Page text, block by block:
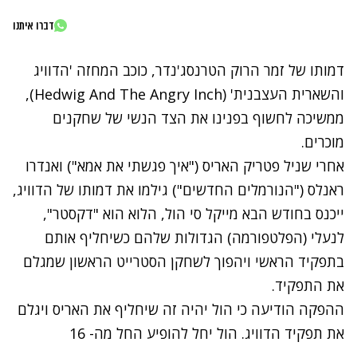
דברו איתנו
דמותו של זמר הרוק הטרנסג'נדר, כוכב המחזה 'הדוויג
והשארית העצבנית' (Hedwig And The Angry Inch),
ממשיכה לחשוף בפנינו את הצד הנשי של שחקנים
מוכרים.
אחרי שניל פטריק האריס ("איך פגשתי את אמא") ואנדרו
ראנלס ("הנורמלים החדשים") גילמו את דמותו של הדוויג,
ייכנס בחודש הבא מייקל סי הול, הלוא הוא "דקסטר",
לנעלי (הפלטפורמה) הגדולות שלהם כשיחליף אותם
בתפקיד הראשי ויהפוך לשחקן הסטרייט הראשון שמגלם
את התפקיד.
ההפקה הודיעה כי הול יהיה זה שיחליף את האריס ויגלם
את תפקיד הדוויג. הול יחל להופיע החל מה- 16